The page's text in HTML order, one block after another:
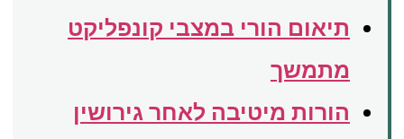
תיאום הורי במצבי קונפליקט
מתמשך
הורות מיטיבה לאחר גירושין